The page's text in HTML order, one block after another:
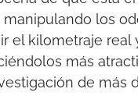
manipulando los
el kilometraje real
más
de más